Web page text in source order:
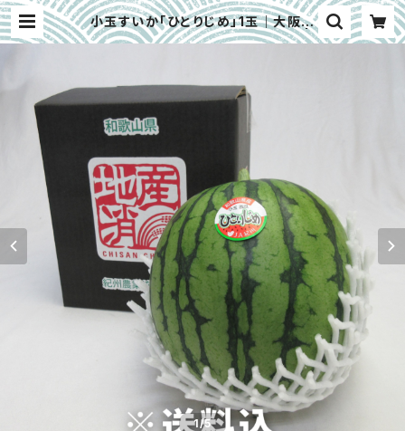
小玉すいか「ひとりじめ」1玉｜大阪中
央卸売市場（6月上旬～6月下旬） |
1/5